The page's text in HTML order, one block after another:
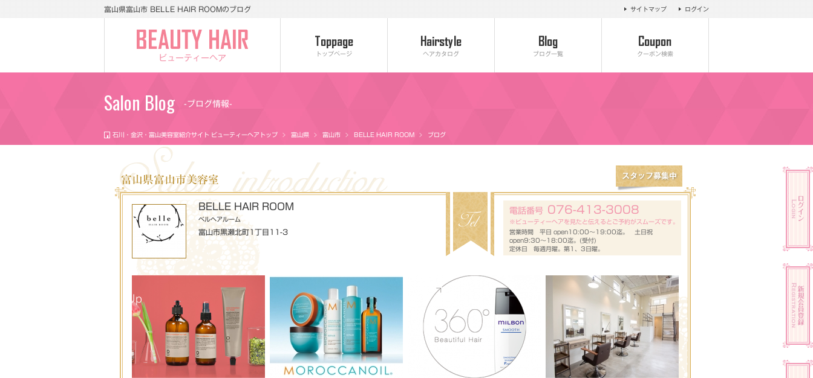
富山県富山市 BELLE HAIR ROOMのブログ ログイン
サイトマップ
ビューティーヘア クーポン検索
ブログ一覧
ヘアカタログ
トップページ
Salon Blog -ブログ情報-
石川・金沢・富山美容室紹介サイト ビューティーヘアトップ 富山県 富山市 BELLE HAIR ROOM ブログ
富山県富山市美容室
BELLE HAIR ROOM
ベルヘアルーム
富山市黒瀬北町1丁目11-3
電話番号 076-413-3008
※ビューティーヘアを見たと伝えるとご予約がスムーズです。
営業時間 平日 open10:00～19:00迄。 土日祝
open9:30～18:00迄。(受付)
定休日 毎週月曜。第1、3日曜。